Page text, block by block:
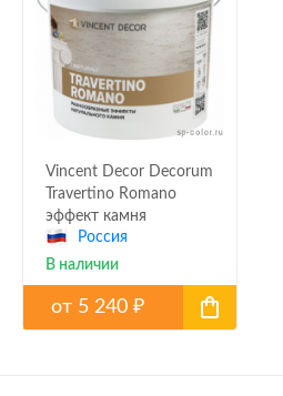
Vincent Decor Decorum
Travertino Romano
эффект камня
травертино
Россия
В наличии
от 5 240 ₽